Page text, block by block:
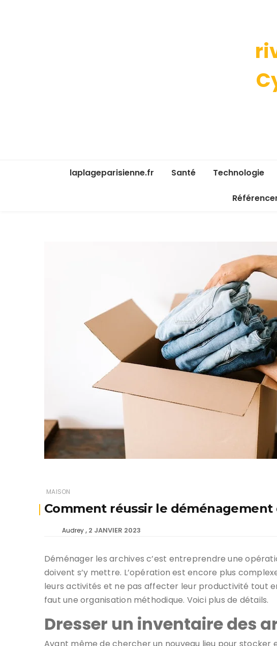
laplageparisienne.fr Santé Technologie
MAISON
Comment réussir le déménagement
Audrey 2 JANVIER 2023
Déménager les archives c’est entreprendre une
doivent s’y mettre. L’opération est encore plus
leurs activités et ne pas affecter leur productivité tout
faut une organisation méthodique. Voici plus de détails.
Dresser un inventaire des